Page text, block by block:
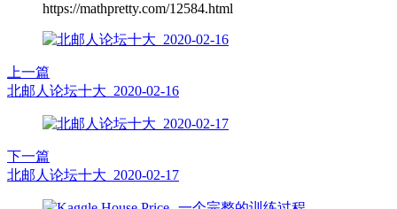
https://mathpretty.com/12584.html
上一篇
北邮人论坛十大_2020-02-16
下一篇
北邮人论坛十大_2020-02-17